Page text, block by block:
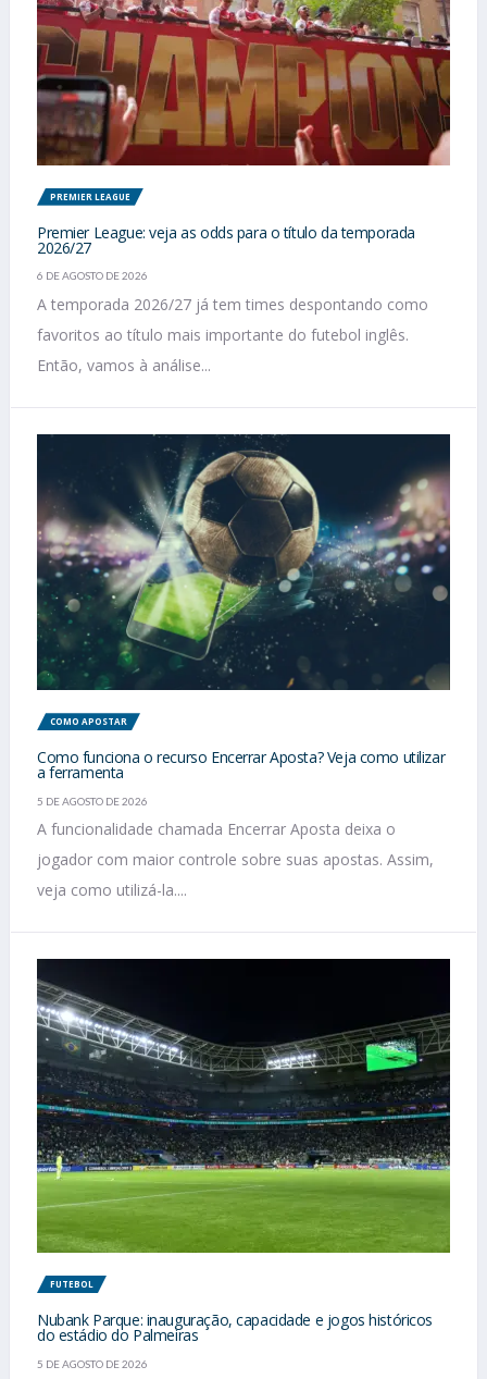
PREMIER LEAGUE
Premier League: veja as odds para o título da temporada
2026/27
6 DE AGOSTO DE 2026
A temporada 2026/27 já tem times despontando como
favoritos ao título mais importante do futebol inglês.
Então, vamos à análise...
COMO APOSTAR
Como funciona o recurso Encerrar Aposta? Veja como utilizar
a ferramenta
5 DE AGOSTO DE 2026
A funcionalidade chamada Encerrar Aposta deixa o
jogador com maior controle sobre suas apostas. Assim,
veja como utilizá-la....
FUTEBOL
Nubank Parque: inauguração, capacidade e jogos históricos
do estádio do Palmeiras
5 DE AGOSTO DE 2026